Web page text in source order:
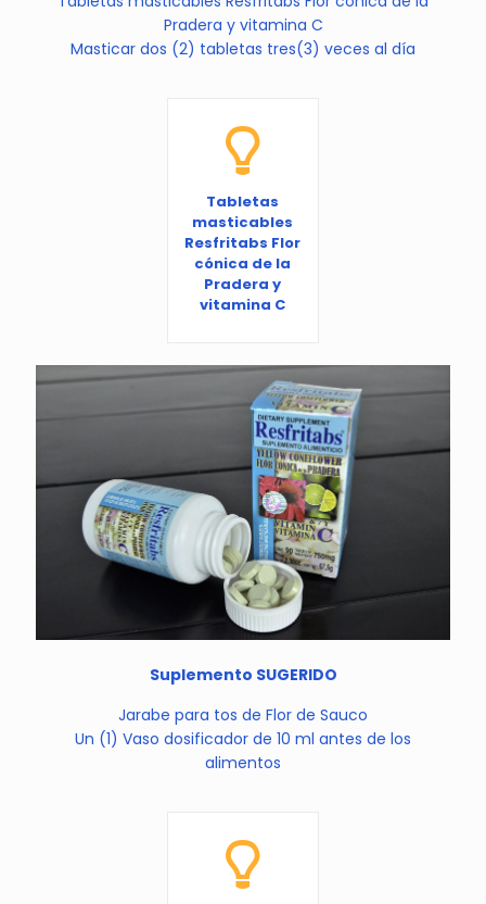
Pradera y vitamina C
Masticar dos (2) tabletas tres(3) veces al día
Tabletas
masticables
Resfritabs Flor
cónica de la
Pradera y
vitamina C
Suplemento SUGERIDO
Jarabe para tos de Flor de Sauco
Un (1) Vaso dosificador de 10 ml antes de los
alimentos